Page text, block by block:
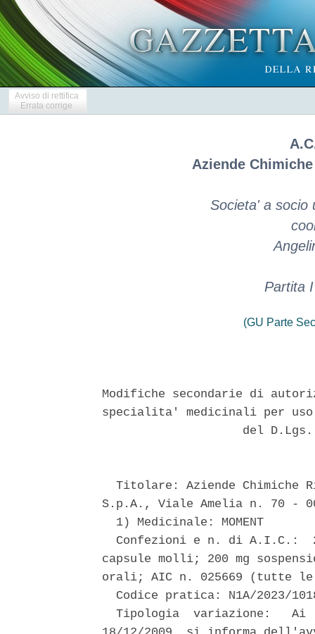
Avviso di rettifica
Errata corrige
Aziende
Societa' a socio
Partita
(GU Parte
Modifiche secondarie di
specialita' medicinali per
del
Titolare: Aziende Chimiche
S.p.A., Viale Amelia n. 70 -
  1) Medicinale: MOMENT
Confezioni e n. di A.I.C.:
capsule molli; 200 mg
orali; AIC n. 025669 (tutte
Codice pratica: N1A/2023/
Tipologia  variazione:   Ai